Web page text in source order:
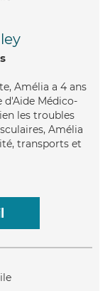
Amélia a 4 ans
d'Aide Médico-
les troubles
Amélia
transports et